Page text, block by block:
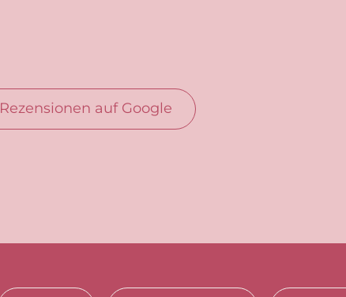
Rezensionen auf Google